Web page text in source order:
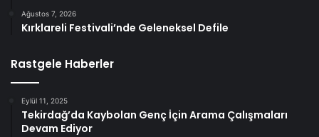
Ağustos 7, 2026
Kırklareli Festivali’nde Geleneksel Defile
Rastgele Haberler
Eylül 11, 2025
Tekirdağ’da Kaybolan Genç İçin Arama Çalışmaları
Devam Ediyor